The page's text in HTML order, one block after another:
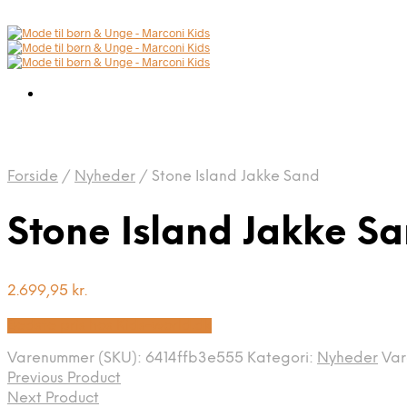
Forside / Nyheder / Stone Island Jakke Sand
Stone Island Jakke
2.699,95 kr.
Varenummer (SKU): 6414ffb3e555 Kategori: Nyheder
Previous Product
Next Product